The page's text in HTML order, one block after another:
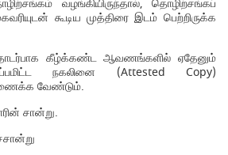
வழங்கியிருந்தால், தொழிற்சங்கப்
கூடிய முத்திரை இடம் பெற்றிருக்க
கீழ்க்கண்ட ஆவணங்களில் ஏதேனும்
நகலினை (Attested Copy)
வேண்டும்.
சான்று.